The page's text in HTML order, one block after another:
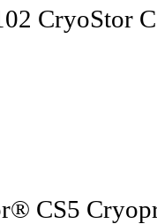
CryoStor
CS5